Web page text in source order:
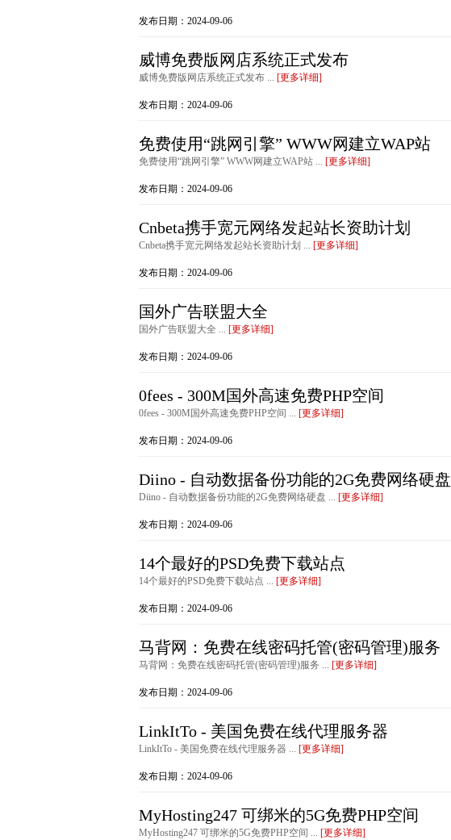
发布日期：2024-09-06
威博免费版网店系统正式发布
威博免费版网店系统正式发布 ... [更多详细]
发布日期：2024-09-06
免费使用“跳网引擎” WWW网建立WAP站
免费使用“跳网引擎” WWW网建立WAP站 ... [更多详细]
发布日期：2024-09-06
Cnbeta携手宽元网络发起站长资助计划
Cnbeta携手宽元网络发起站长资助计划 ... [更多详细]
发布日期：2024-09-06
国外广告联盟大全
国外广告联盟大全 ... [更多详细]
发布日期：2024-09-06
0fees - 300M国外高速免费PHP空间
0fees - 300M国外高速免费PHP空间 ... [更多详细]
发布日期：2024-09-06
Diino - 自动数据备份功能的2G免费网络硬盘
Diino - 自动数据备份功能的2G免费网络硬盘 ... [更多详细]
发布日期：2024-09-06
14个最好的PSD免费下载站点
14个最好的PSD免费下载站点 ... [更多详细]
发布日期：2024-09-06
马背网：免费在线密码托管(密码管理)服务
马背网：免费在线密码托管(密码管理)服务 ... [更多详细]
发布日期：2024-09-06
LinkItTo - 美国免费在线代理服务器
LinkItTo - 美国免费在线代理服务器 ... [更多详细]
发布日期：2024-09-06
MyHosting247 可绑米的5G免费PHP空间
MyHosting247 可绑米的5G免费PHP空间 ... [更多详细]